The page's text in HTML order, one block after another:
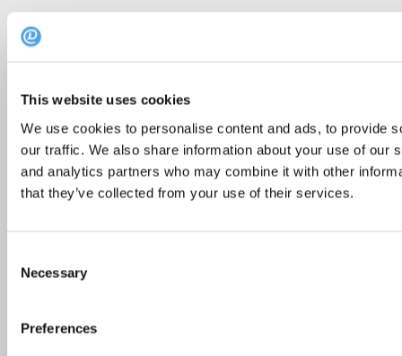
This website uses cookies
We use cookies to personalise content and ads, to provide
our traffic. We also share information about your use of our
and analytics partners who may combine it with other
that they’ve collected from your use of their services.
Selection
Necessary
Preferences
Top 5
2017. aasta esimese poole populaarseimad
Tallinna restoranid
Recent Posts